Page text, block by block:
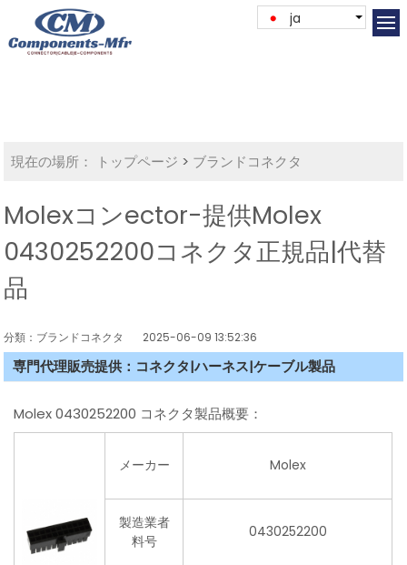
ja
現在の場所： トップページ > ブランドコネクタ
Molexコンector-提供Molex
0430252200コネクタ正規品|代替
品
分類：ブランドコネクタ 2025-06-09 13:52:36
専門代理販売提供：コネクタ|ハーネス|ケーブル製品
Molex 0430252200 コネクタ製品概要：
メーカー Molex
製造業者
料号
0430252200